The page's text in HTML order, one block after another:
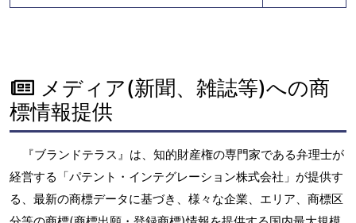
メディア(新聞、雑誌等)への商
標情報提供
『ブランドテラス』は、知的財産権の専門家である弁理士が
経営する「パテント・インテグレーション株式会社」が提供す
る、最新の商標データに基づき、様々な企業、エリア、商標区